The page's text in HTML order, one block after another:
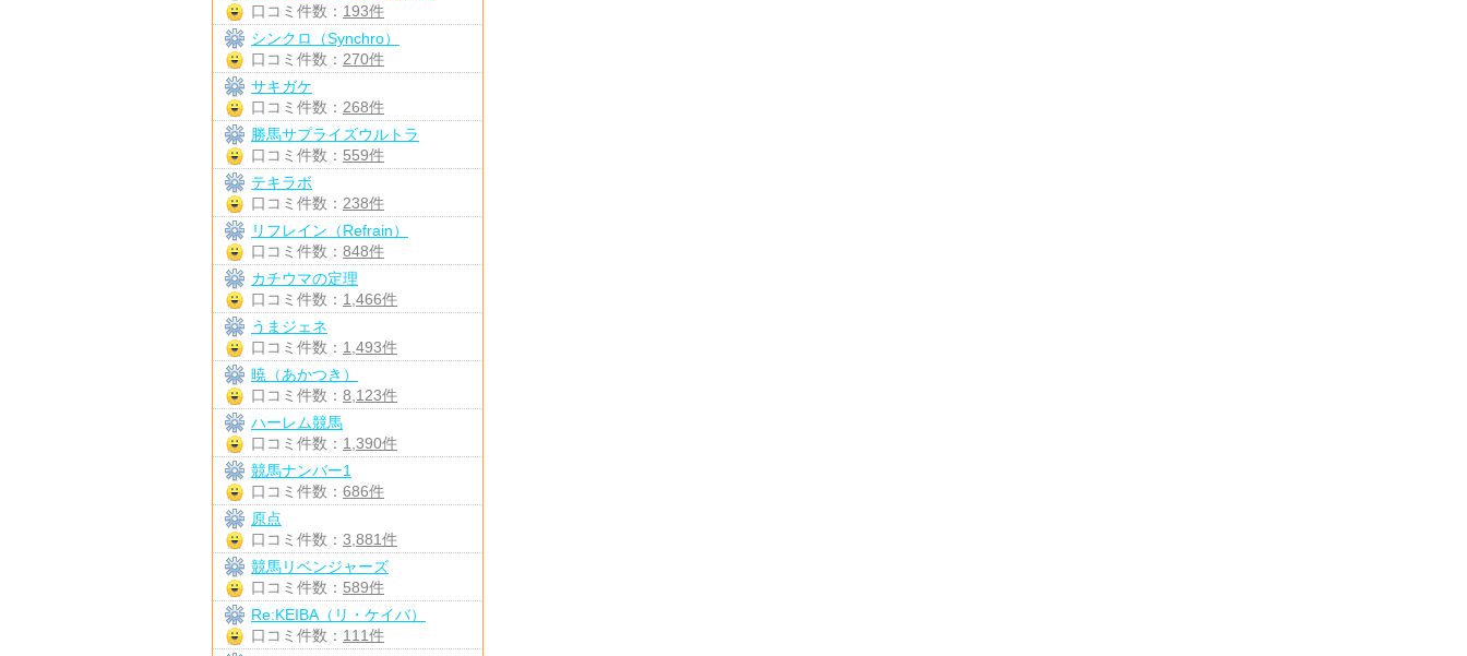
口コミ件数： 193件
シンクロ（Synchro）
口コミ件数： 270件
サキガケ
口コミ件数： 268件
勝馬サプライズウルトラ
口コミ件数： 559件
テキラボ
口コミ件数： 238件
リフレイン（Refrain）
口コミ件数： 848件
カチウマの定理
口コミ件数： 1,466件
うまジェネ
口コミ件数： 1,493件
暁（あかつき）
口コミ件数： 8,123件
ハーレム競馬
口コミ件数： 1,390件
競馬ナンバー1
口コミ件数： 686件
原点
口コミ件数： 3,881件
競馬リベンジャーズ
口コミ件数： 589件
Re:KEIBA（リ・ケイバ）
口コミ件数： 111件